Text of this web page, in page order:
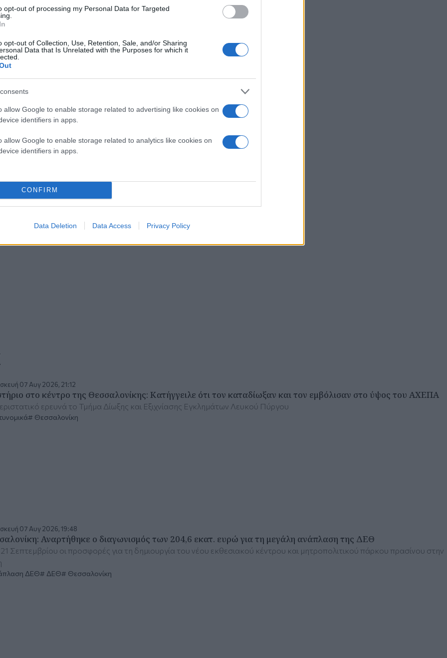
opt-out of processing my Personal Data for Targeted
opt-out of Collection, Use, Retention, Sale, and/or Sharing
Data that Is Unrelated with the Purposes for which it
allow Google to enable storage related to advertising like cookies on
identifiers in apps.
allow Google to enable storage related to analytics like cookies on
identifiers in apps.
CONFIRM
Data Deletion Data Access Privacy Policy
07 Αυγ 2026, 21:12
στο κέντρο της Θεσσαλονίκης: Κατήγγειλε ότι τον καταδίωξαν και τον εμβόλισαν στο ύψος του ΑΧΕΠΑ
ερευνά το Τμήμα Δίωξης και Εξιχνίασης Εγκλημάτων Λευκού Πύργου
Θεσσαλονίκη
07 Αυγ 2026, 19:48
Αναρτήθηκε ο διαγωνισμός των 204,6 εκατ. ευρώ για τη μεγάλη ανάπλαση της ΔΕΘ
Σεπτεμβρίου οι προσφορές για τη δημιουργία του νέου εκθεσιακού κέντρου και μητροπολιτικού πάρκου πρασίνου στην
ΔΕΘ ΔΕΘ Θεσσαλονίκη